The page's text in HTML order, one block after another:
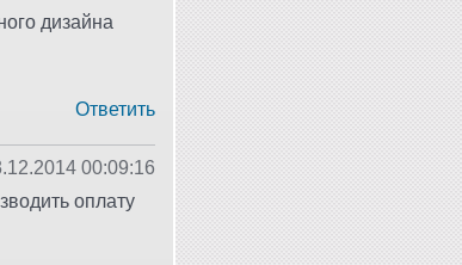
дизайна
Ответить
00:09:16
оплату